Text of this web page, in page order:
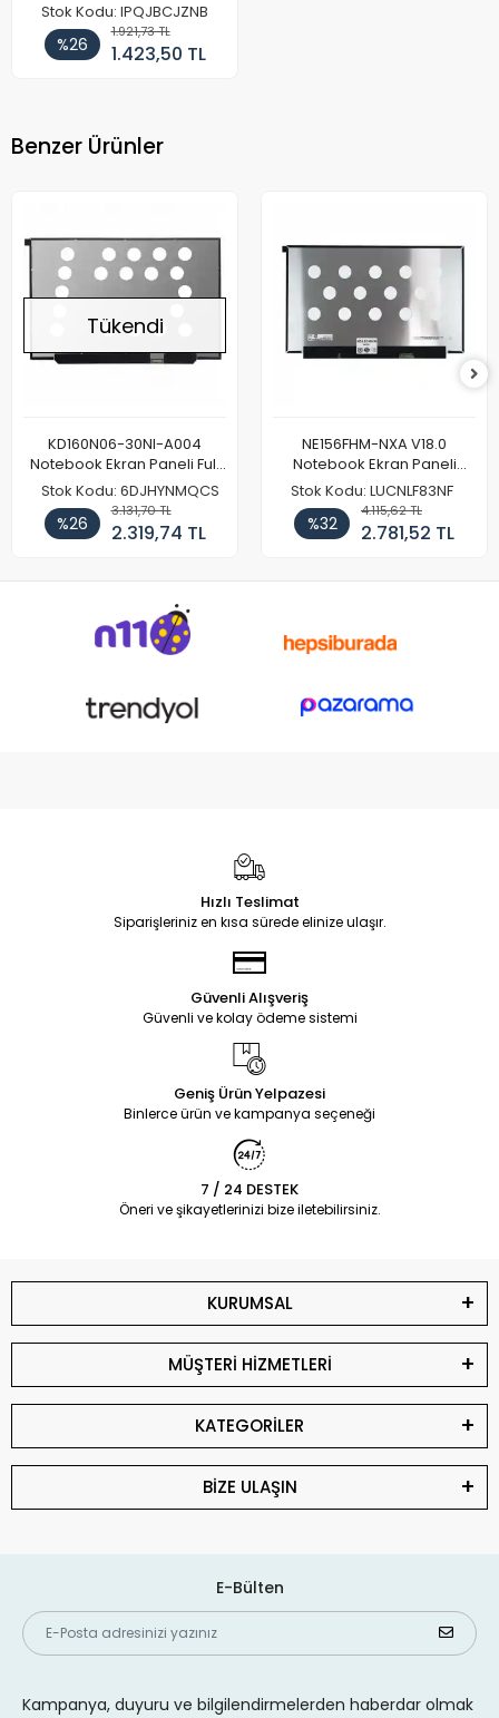
Stok Kodu: IPQJBCJZNB
%26
1.921,73 TL
1.423,50 TL
Benzer Ürünler
Tükendi
KD160N06-30NI-A004
Notebook Ekran Paneli Full
HD
Stok Kodu: 6DJHYNMQCS
%26
3.131,70 TL
2.319,74 TL
NE156FHM-NXA V18.0
Notebook Ekran Paneli
144Hz
Stok Kodu: LUCNLF83NF
%32
4.115,62 TL
2.781,52 TL
Hızlı Teslimat
Siparişleriniz en kısa sürede elinize ulaşır.
Güvenli Alışveriş
Güvenli ve kolay ödeme sistemi
Geniş Ürün Yelpazesi
Binlerce ürün ve kampanya seçeneği
7 / 24 DESTEK
Öneri ve şikayetlerinizi bize iletebilirsiniz.
KURUMSAL
MÜŞTERİ HİZMETLERİ
KATEGORİLER
BİZE ULAŞIN
E-Bülten
Kampanya, duyuru ve bilgilendirmelerden haberdar olmak